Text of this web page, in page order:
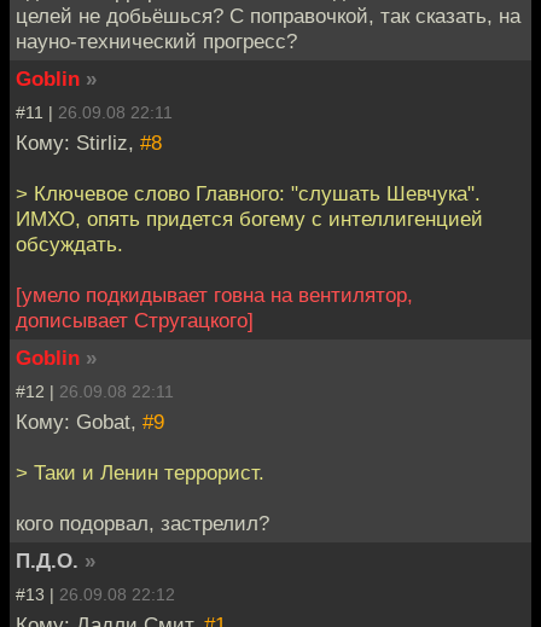
целей не добьёшься? С поправочкой, так сказать, на
науно-технический прогресс?
Goblin »
#11 | 26.09.08 22:11
Кому: Stirliz, #8
> Ключевое слово Главного: "слушать Шевчука".
ИМХО, опять придется богему с интеллигенцией
обсуждать.
[умело подкидывает говна на вентилятор,
дописывает Стругацкого]
Goblin »
#12 | 26.09.08 22:11
Кому: Gobat, #9
> Таки и Ленин террорист.
кого подорвал, застрелил?
П.Д.О. »
#13 | 26.09.08 22:12